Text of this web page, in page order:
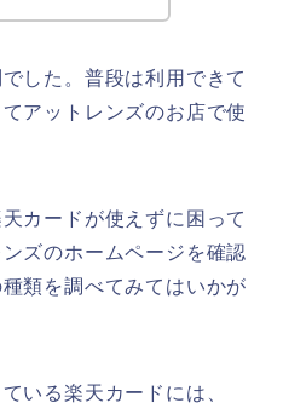
した。普段は利用できて
アットレンズのお店で使
カードが使えずに困って
ズのホームページを確認
類を調べてみてはいかが
いる楽天カードには、